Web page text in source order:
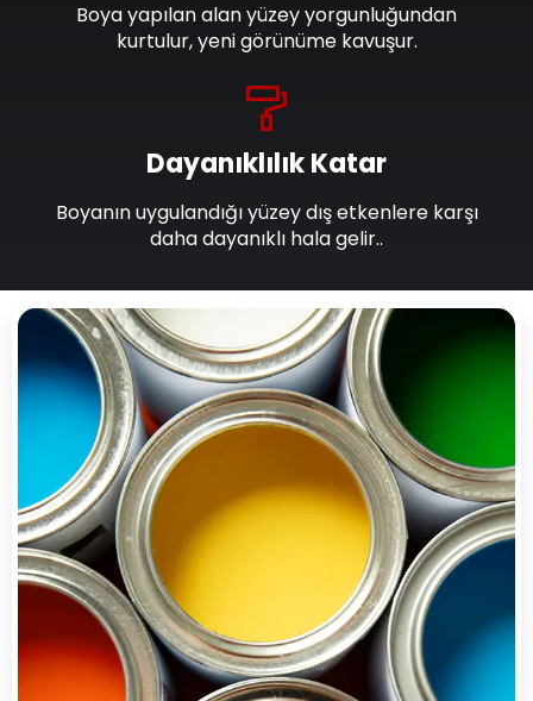
Dayanıklılık Katar
Boyanın uygulandığı yüzey dış etkenlere karşı
daha dayanıklı hala gelir..
Boya yapılan alan yüzey yorgunluğundan
kurtulur, yeni görünüme kavuşur.